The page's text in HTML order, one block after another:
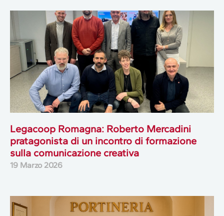
Legacoop Romagna: Roberto Mercadini
pratagonista di un incontro di formazione
sulla comunicazione creativa
19 Marzo 2026